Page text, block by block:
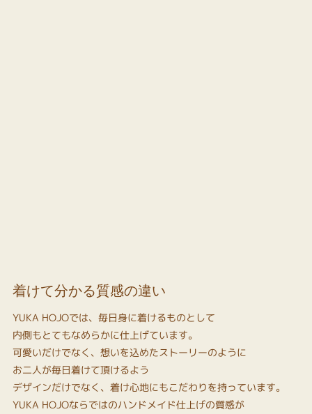
着けて分かる質感の違い
YUKA HOJOでは、毎日身に着けるものとして
内側もとてもなめらかに仕上げています。
可愛いだけでなく、想いを込めたストーリーのように
お二人が毎日着けて頂けるよう
デザインだけでなく、着け心地にもこだわりを持っています。
YUKA HOJOならではのハンドメイド仕上げの質感が